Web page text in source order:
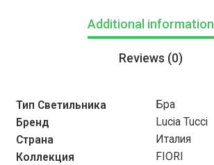
Additional information
Reviews (0)
Тип Светильника
Бра
Бренд
Lucia Tucci
Страна
Италия
Коллекция
FIORI